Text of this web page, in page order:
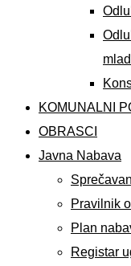
KOMUNALNI
OBRASCI
Javna Nabava
Pravilnik
Plan
Registar